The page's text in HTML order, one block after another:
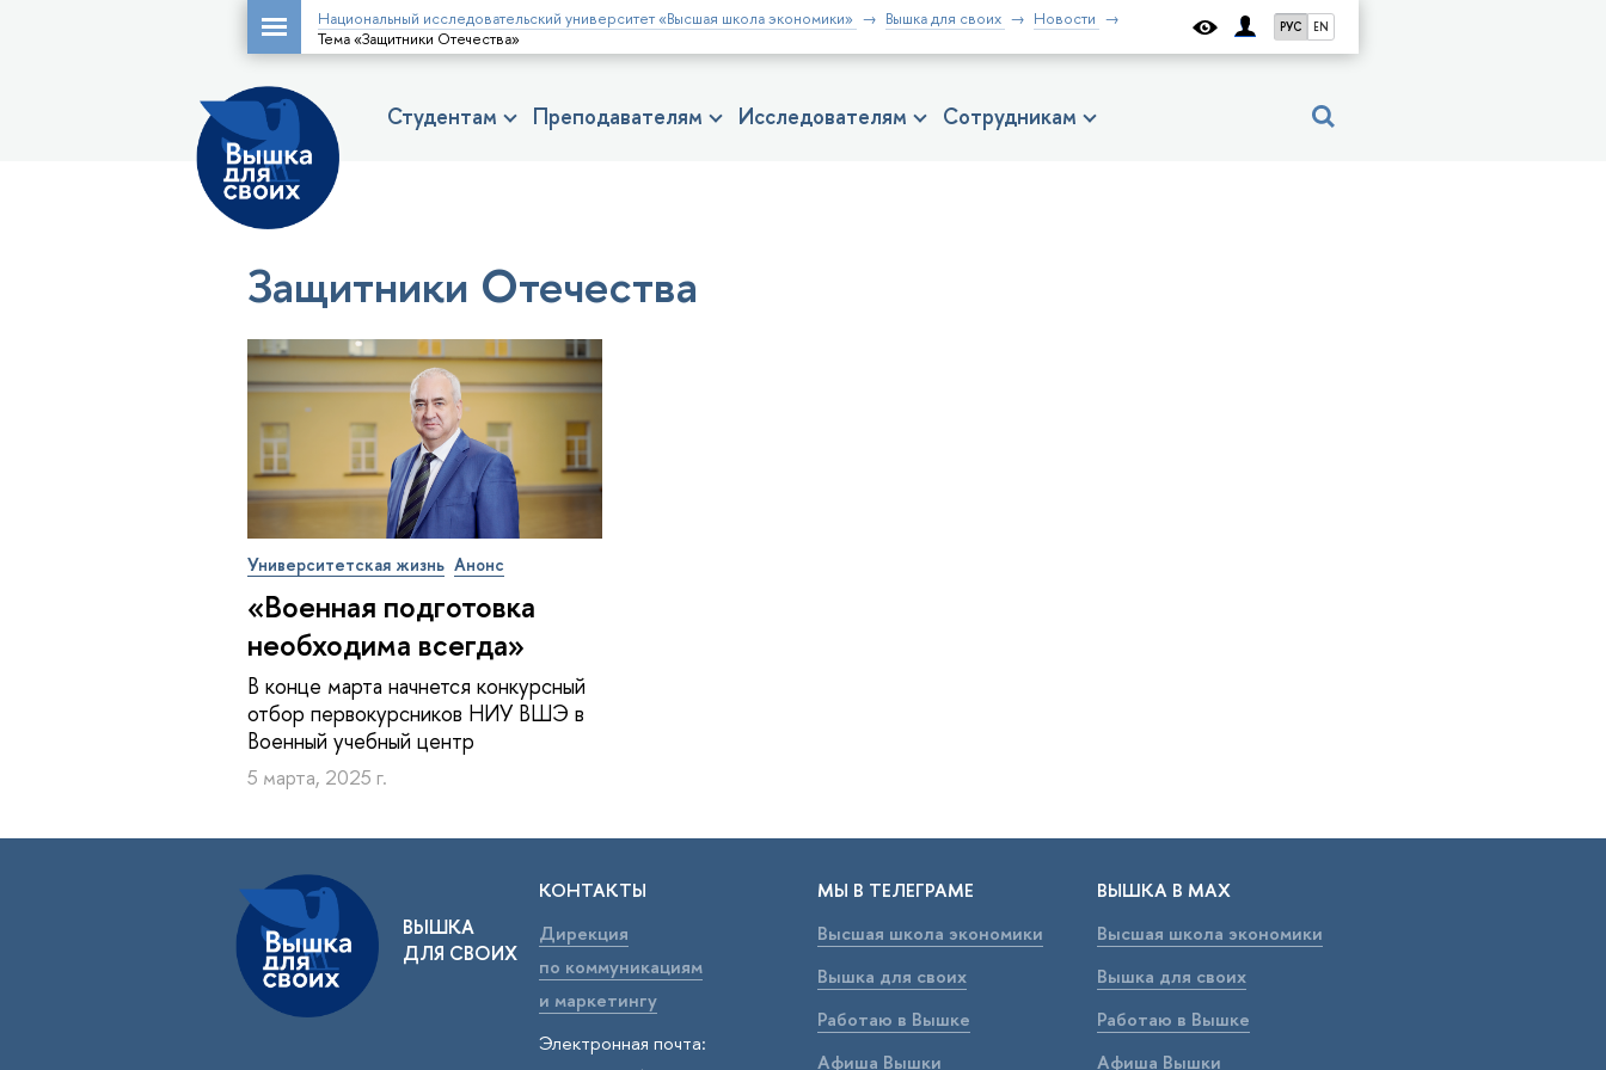
РУС EN
Национальный исследовательский университет «Высшая школа экономики» Вышка для своих
Новости
Тема «Защитники Отечества»
Студентам Преподавателям Исследователям Сотрудникам
Защитники Отечества
Университетская жизнь Анонс
«Военная подготовка
необходима всегда»
В конце марта начнется конкурсный
отбор первокурсников НИУ ВШЭ в
Военный учебный центр
5 марта, 2025 г.
ВЫШКА
ДЛЯ СВОИХ
КОНТАКТЫ
Дирекция
по коммуникациям
и маркетингу
Электронная почта:
МЫ В ТЕЛЕГРАМЕ
Высшая школа экономики
Вышка для своих
Работаю в Вышке
Афиша Вышки
ВЫШКА В МАХ
Высшая школа экономики
Вышка для своих
Работаю в Вышке
Афиша Вышки